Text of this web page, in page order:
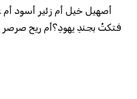
فتكتْ بجندِ يهودِ؟أم ريح